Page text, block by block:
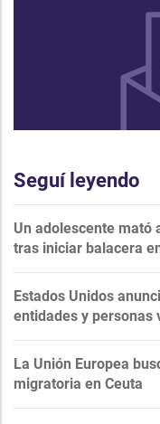
Seguí leyendo
Un adolescente mató
tras iniciar balacera
Estados Unidos
entidades y personas
La Unión Europea
migratoria en Ceuta